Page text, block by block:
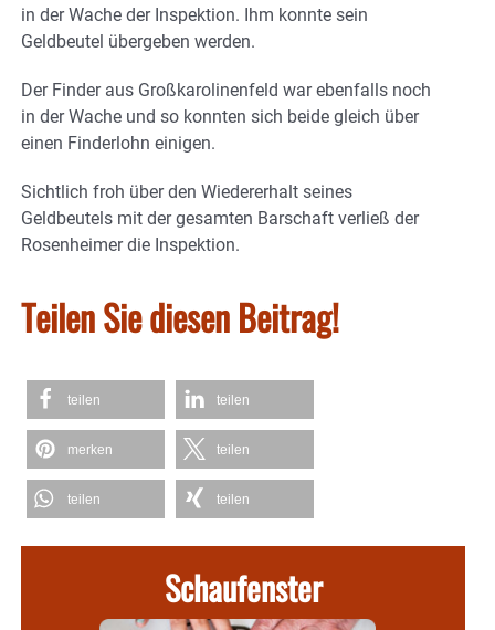
in der Wache der Inspektion. Ihm konnte sein
Geldbeutel übergeben werden.
Der Finder aus Großkarolinenfeld war ebenfalls noch
in der Wache und so konnten sich beide gleich über
einen Finderlohn einigen.
Sichtlich froh über den Wiedererhalt seines
Geldbeutels mit der gesamten Barschaft verließ der
Rosenheimer die Inspektion.
Teilen Sie diesen Beitrag!
teilen teilen
merken teilen
teilen teilen
Schaufenster